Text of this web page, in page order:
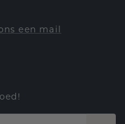
een mail